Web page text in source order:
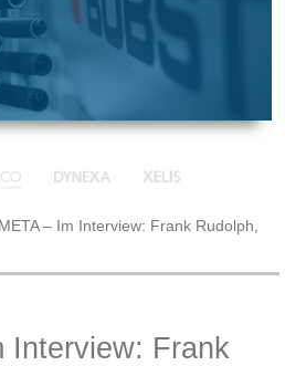
– Im Interview: Frank Rudolph,
Interview: Frank